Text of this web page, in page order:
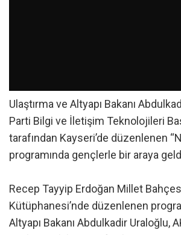
Ulaştırma ve Altyapı Bakanı
Parti Bilgi ve İletişim Teknolojileri
tarafından Kayseri’de düzenlenen
programında gençlerle bir araya
Recep Tayyip Erdoğan Millet
Kütüphanesi’nde düzenlenen
Altyapı Bakanı Abdulkadir Uraloğlu,